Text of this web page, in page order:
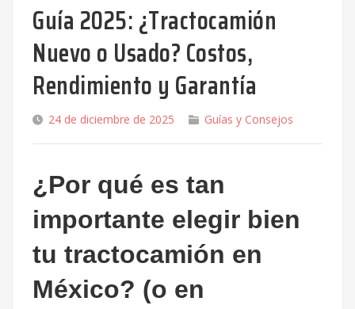
Guía 2025: ¿Tractocamión
Nuevo o Usado? Costos,
Rendimiento y Garantía
24 de diciembre de 2025 Guías y Consejos
¿Por qué es tan
importante elegir bien
tu tractocamión en
México? (o en